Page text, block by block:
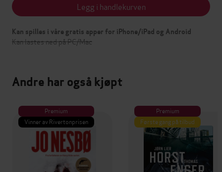
Legg i handlekurven
Kan spilles i våre gratis apper for iPhone/iPad og Android
Kan lastes ned på PC/Mac
Andre har også kjøpt
Premium
Vinner av Rivertonprisen
Premium
Første gang på tilbud